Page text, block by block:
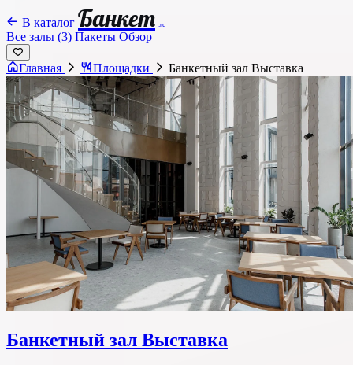
В каталог Банкет .ru
Все залы (3) Пакеты Обзор
Главная Площадки Банкетный зал Выставка
Банкетный зал Выставка